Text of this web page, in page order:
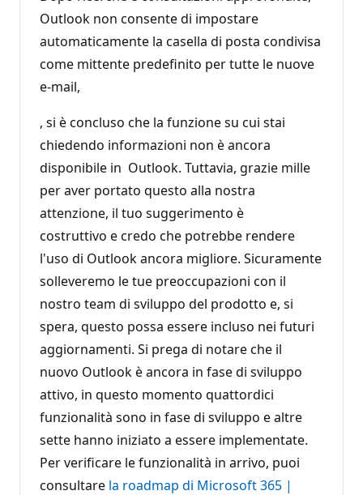
Outlook non consente di impostare
automaticamente la casella di posta condivisa
come mittente predefinito per tutte le nuove
e-mail,
, si è concluso che la funzione su cui stai
chiedendo informazioni non è ancora
disponibile in Outlook. Tuttavia, grazie mille
per aver portato questo alla nostra
attenzione, il tuo suggerimento è
costruttivo e credo che potrebbe rendere
l'uso di Outlook ancora migliore. Sicuramente
solleveremo le tue preoccupazioni con il
nostro team di sviluppo del prodotto e, si
spera, questo possa essere incluso nei futuri
aggiornamenti. Si prega di notare che il
nuovo Outlook è ancora in fase di sviluppo
attivo, in questo momento quattordici
funzionalità sono in fase di sviluppo e altre
sette hanno iniziato a essere implementate.
Per verificare le funzionalità in arrivo, puoi
consultare la roadmap di Microsoft 365 |